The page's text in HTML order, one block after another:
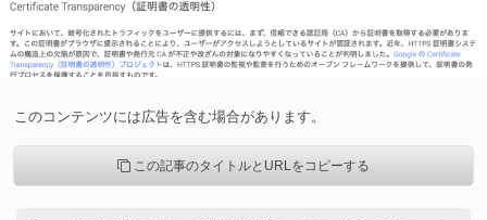
このコンテンツには広告を含む場合があります。
この記事のタイトルとURLをコピーする